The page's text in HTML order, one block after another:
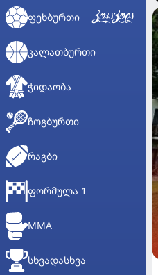
ᲤᲔᲮᲑᲣᲠᲗᲘ
ᲙᲐᲚᲐᲗᲑᲣᲠᲗᲘ
ᲭᲘᲓᲐᲝᲑᲐ
ᲩᲝᲒᲑᲣᲠᲗᲘ
ᲠᲐᲒᲑᲘ
ᲤᲝᲠᲛᲣᲚᲐ 1
MMA
ᲡᲮᲕᲐᲓᲐᲡᲮᲕᲐ